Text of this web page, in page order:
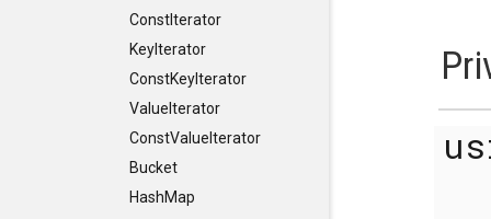
ConstIterator
KeyIterator
ConstKeyIterator
ValueIterator
ConstValueIterator
Bucket
HashMap